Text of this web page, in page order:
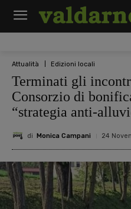
Attualità Edizioni locali
Terminati gli
Consorzio di
“strategia anti-
di Monica Campani 24